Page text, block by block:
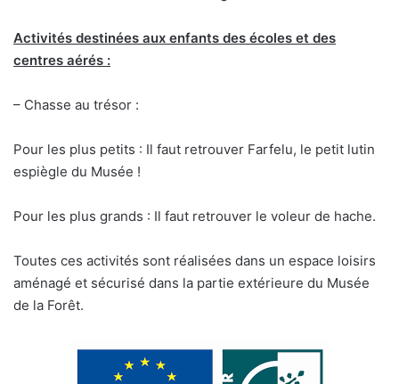
Activités destinées aux enfants des écoles et des
centres aérés :
– Chasse au trésor :
Pour les plus petits : Il faut retrouver Farfelu, le petit lutin
espiègle du Musée !
Pour les plus grands : Il faut retrouver le voleur de hache.
Toutes ces activités sont réalisées dans un espace loisirs
aménagé et sécurisé dans la partie extérieure du Musée
de la Forêt.